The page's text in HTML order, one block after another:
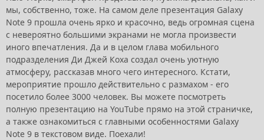
мы, собственно, тоже. На самом деле презентация Galaxy
Note 9 прошла очень ярко и красочно, ведь огромная сцена
с невероятно большими экранами не могла произвести
иного впечатления. Да и в целом глава мобильного
подразделения Ди Джей Коха создал очень уютную
атмосферу, рассказав много чего интересного. Кстати,
мероприятие прошло действительно с размахом - его
посетило более 3000 человек. Вы можете посмотреть
полную презентацию на YouTube прямо на этой страничке,
а также ознакомиться с главными особенностями Galaxy
Note 9 в текстовом виде. Поехали!